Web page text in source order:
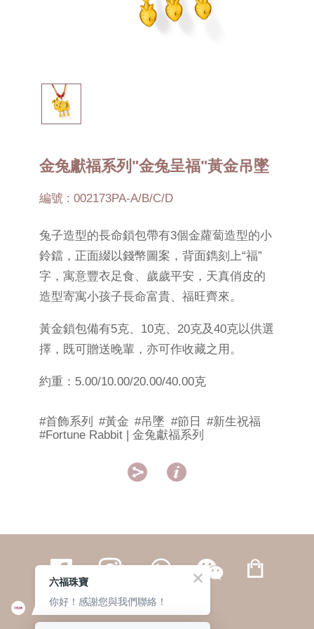
金兔獻福系列"金兔呈福"黃金吊墜
編號 : 002173PA-A/B/C/D
兔子造型的長命鎖包帶有3個金蘿蔔造型的小
鈴鐺，正面綴以錢幣圖案，背面鐫刻上“福”
字，寓意豐衣足食、歲歲平安，天真俏皮的
造型寄寓小孩子長命富貴、福旺齊來。
黃金鎖包備有5克、10克、20克及40克以供選
擇，既可贈送晚輩，亦可作收藏之用。
約重：5.00/10.00/20.00/40.00克
#首飾系列 #黃金 #吊墜 #節日
#新生祝福
#Fortune Rabbit | 金兔獻福系列
 
繁體 | 簡体
六福珠寶
你好！感謝您與我們聯絡！